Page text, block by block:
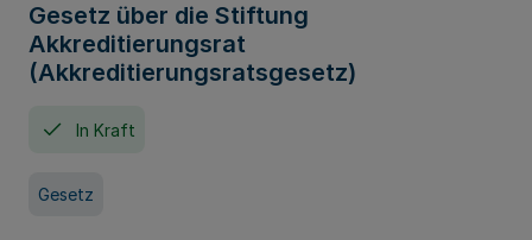
Gesetz über die Stiftung
Akkreditierungsrat
(Akkreditierungsratsgesetz)
In Kraft
Gesetz